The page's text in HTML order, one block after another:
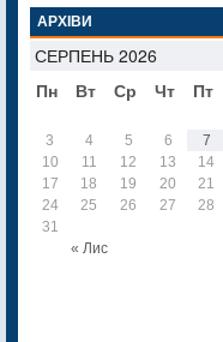
АРХІВИ
СЕРПЕНЬ 2026
Пн
Вт Ср Чт Пт
« Лис
3
4 5 6 7
10
11 12 13 14
17
18 19 20 21
24
25 26 27 28
31